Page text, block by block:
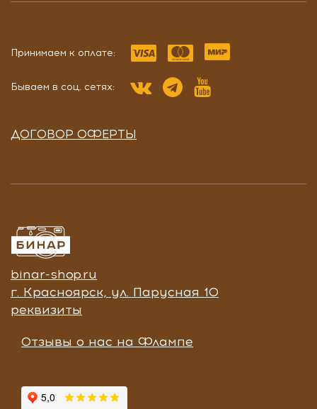
Принимаем к оплате:
Бываем в соц. сетях:
ДОГОВОР ОФЕРТЫ
binar-shop.ru
г. Красноярск, ул. Парусная 10
реквизиты
Отзывы о нас на Флампе